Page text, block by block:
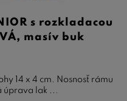
s rozkladacou
masív buk
14 x 4 cm. Nosnosť rámu
úprava lak ...